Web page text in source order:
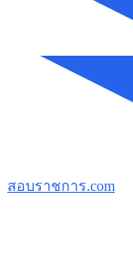
สอบราชการ.com